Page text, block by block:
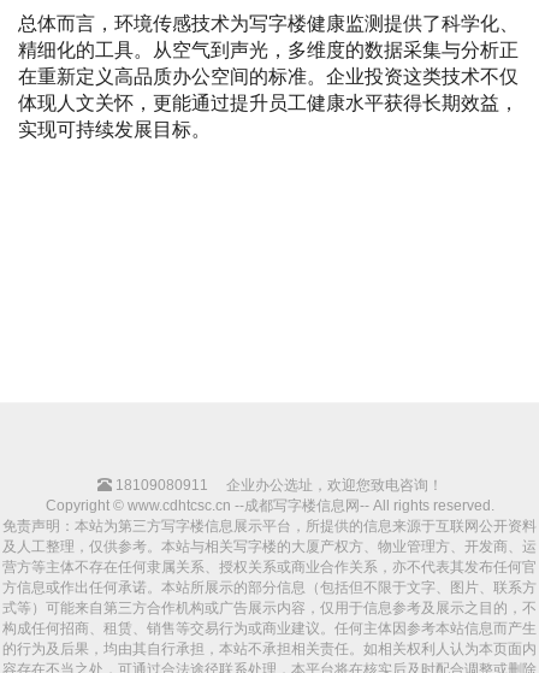
总体而言，环境传感技术为写字楼健康监测提供了科学化、
精细化的工具。从空气到声光，多维度的数据采集与分析正
在重新定义高品质办公空间的标准。企业投资这类技术不仅
体现人文关怀，更能通过提升员工健康水平获得长期效益，
实现可持续发展目标。
18109080911
企业办公选址，欢迎您致电咨询！
Copyright © www.cdhtcsc.cn --成都写字楼信息网-- All rights reserved.
免责声明：本站为第三方写字楼信息展示平台，所提供的信息来源于互联网公开资料
及人工整理，仅供参考。本站与相关写字楼的大厦产权方、物业管理方、开发商、运
营方等主体不存在任何隶属关系、授权关系或商业合作关系，亦不代表其发布任何官
方信息或作出任何承诺。本站所展示的部分信息（包括但不限于文字、图片、联系方
式等）可能来自第三方合作机构或广告展示内容，仅用于信息参考及展示之目的，不
构成任何招商、租赁、销售等交易行为或商业建议。任何主体因参考本站信息而产生
的行为及后果，均由其自行承担，本站不承担相关责任。如相关权利人认为本页面内